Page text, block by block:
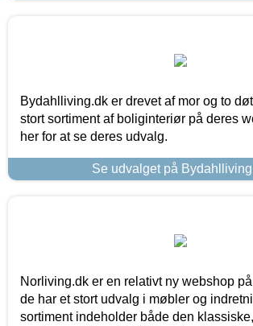
Bydahlliving.dk er drevet af mor og to
stort sortiment af boliginteriør på deres
her for at se deres udvalg.
Se udvalget på
Norliving.dk er en relativt ny webshop
de har et stort udvalg i møbler og
sortiment indeholder både den